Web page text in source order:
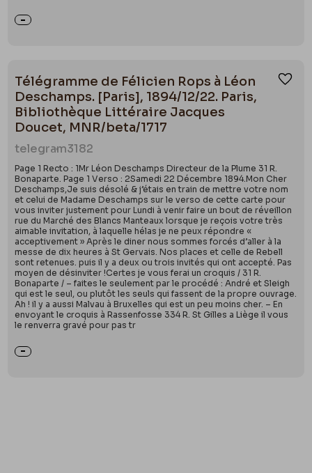
Télégramme de Félicien Rops à Léon
Deschamps. [Paris], 1894/12/22. Paris,
Bibliothèque Littéraire Jacques
Doucet, MNR/beta/1717
telegram3182
Page 1 Recto : 1Mr Léon Deschamps Directeur de la Plume 31 R.
Bonaparte. Page 1 Verso : 2Samedi 22 Décembre 1894.Mon Cher
Deschamps,Je suis désolé & j’étais en train de mettre votre nom
et celui de Madame Deschamps sur le verso de cette carte pour
vous inviter justement pour Lundi à venir faire un bout de réveillon
rue du Marché des Blancs Manteaux lorsque je reçois votre très
aimable invitation, à laquelle hélas je ne peux répondre «
acceptivement » Après le diner nous sommes forcés d’aller à la
messe de dix heures à St Gervais. Nos places et celle de Rebell
sont retenues. puis il y a deux ou trois invités qui ont accepté. Pas
moyen de désinviter !Certes je vous ferai un croquis / 31 R.
Bonaparte / – faites le seulement par le procédé : André et Sleigh
qui est le seul, ou plutôt les seuls qui fassent de la propre ouvrage.
Ah ! il y a aussi Malvau à Bruxelles qui est un peu moins cher. – En
envoyant le croquis à Rassenfosse 334 R. St Gilles a Liège il vous
le renverra gravé pour pas tr